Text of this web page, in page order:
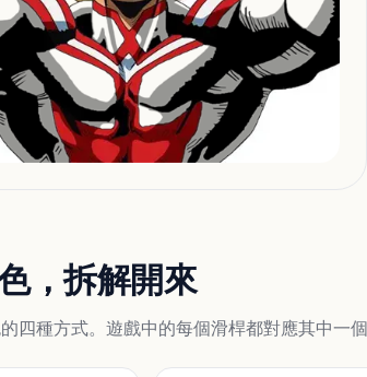
，拆解開來
四種方式。遊戲中的每個滑桿都對應其中一個